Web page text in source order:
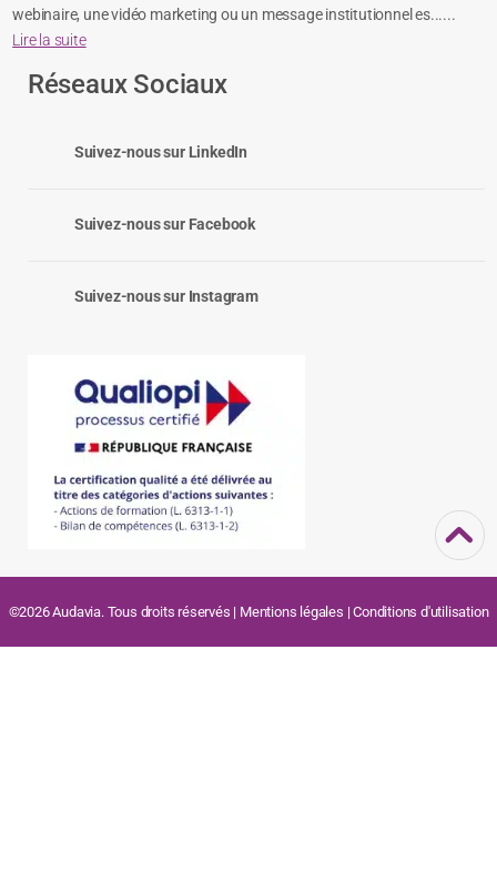
webinaire, une vidéo marketing ou un message institutionnel es......
Lire la suite
Réseaux Sociaux
Suivez-nous sur LinkedIn
Suivez-nous sur Facebook
Suivez-nous sur Instagram
©2026 Audavia. Tous droits réservés | Mentions légales |Conditions d'utilisation